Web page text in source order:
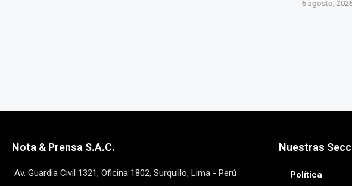
Nota & Prensa S.A.C.
Av. Guardia Civil 1321, Oficina 1802, Surquillo, Lima - Perú
Nuestras
Política